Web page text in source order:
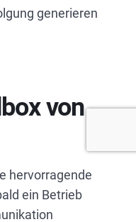
generieren
von
hervorragende
ein Betrieb